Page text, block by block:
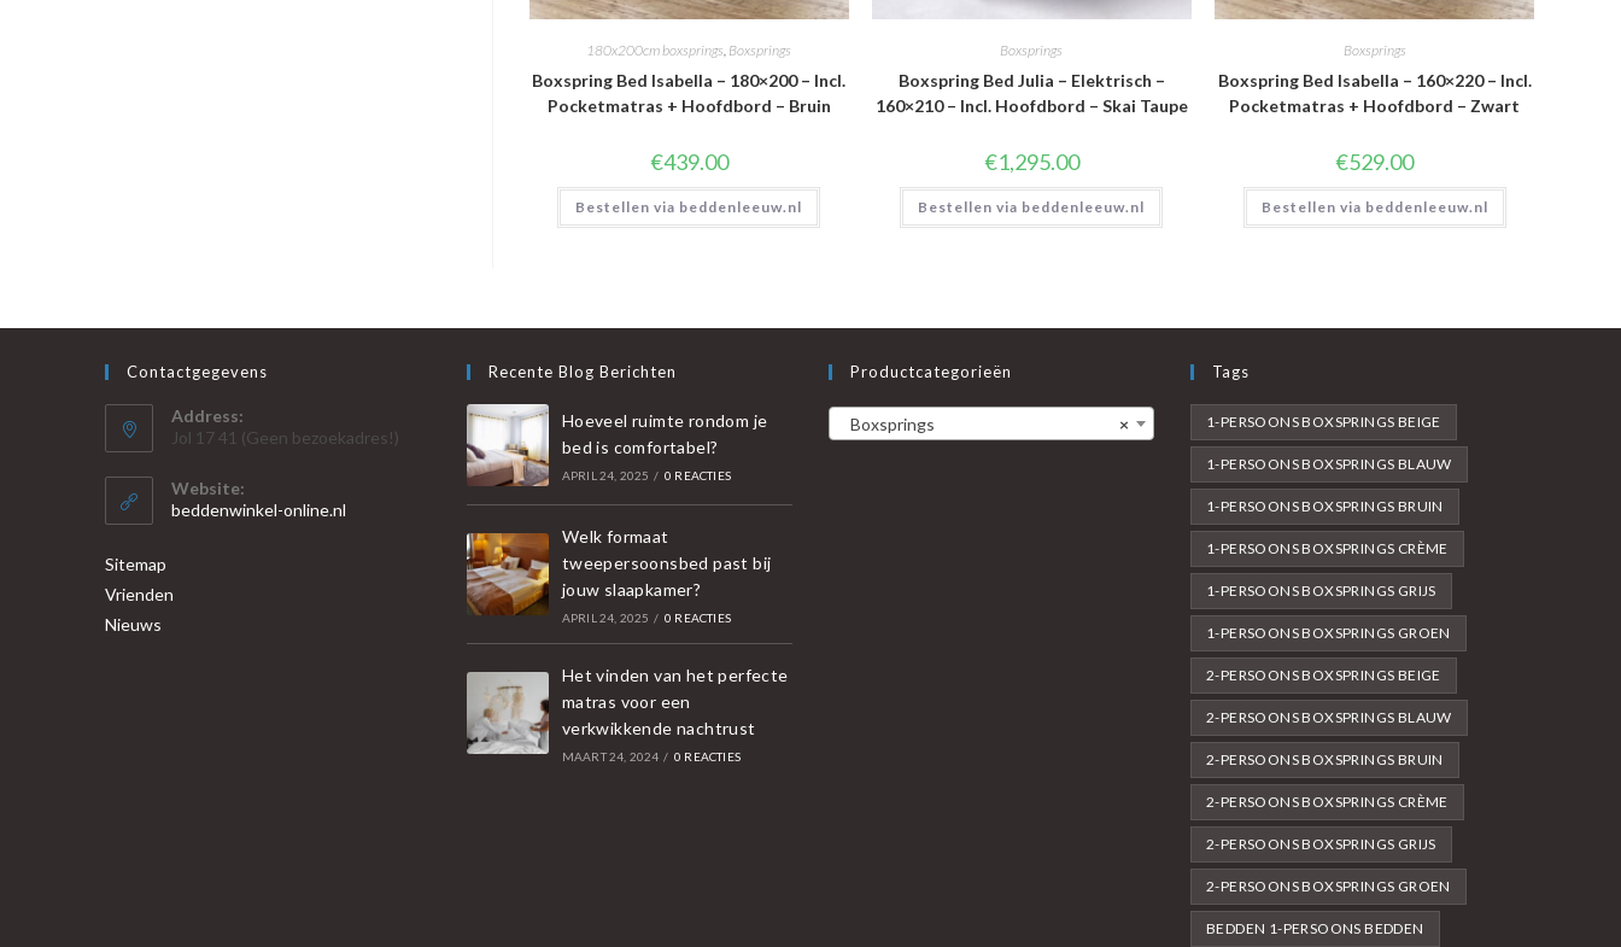
180x200cm boxsprings, Boxsprings
Boxspring Bed Isabella – 180×200 – Incl.
Pocketmatras + Hoofdbord – Bruin
€439.00
Bestellen via beddenleeuw.nl
Boxsprings
Boxspring Bed Julia – Elektrisch –
160×210 – Incl. Hoofdbord – Skai Taupe
€1,295.00
Bestellen via beddenleeuw.nl
Boxsprings
Boxspring Bed Isabella – 160×220 – Incl.
Pocketmatras + Hoofdbord – Zwart
€529.00
Bestellen via beddenleeuw.nl
Contactgegevens
Address:
Jol 17 41 (Geen bezoekadres!)
Website:
beddenwinkel-online.nl
Sitemap
Vrienden
Nieuws
Recente Blog Berichten
Hoeveel ruimte rondom je
bed is comfortabel?
APRIL 24, 2025 / 0 REACTIES
Welk formaat
tweepersoonsbed past bij
jouw slaapkamer?
APRIL 24, 2025 / 0 REACTIES
Het vinden van het perfecte
matras voor een
verkwikkende nachtrust
MAART 24, 2024 / 0 REACTIES
Productcategorieën
×
Boxsprings
Tags
1-PERSOONS BOXSPRINGS BEIGE
1-PERSOONS BOXSPRINGS BLAUW
1-PERSOONS BOXSPRINGS BRUIN
1-PERSOONS BOXSPRINGS CRÈME
1-PERSOONS BOXSPRINGS GRIJS
1-PERSOONS BOXSPRINGS GROEN
2-PERSOONS BOXSPRINGS BEIGE
2-PERSOONS BOXSPRINGS BLAUW
2-PERSOONS BOXSPRINGS BRUIN
2-PERSOONS BOXSPRINGS CRÈME
2-PERSOONS BOXSPRINGS GRIJS
2-PERSOONS BOXSPRINGS GROEN
BEDDEN 1-PERSOONS BEDDEN